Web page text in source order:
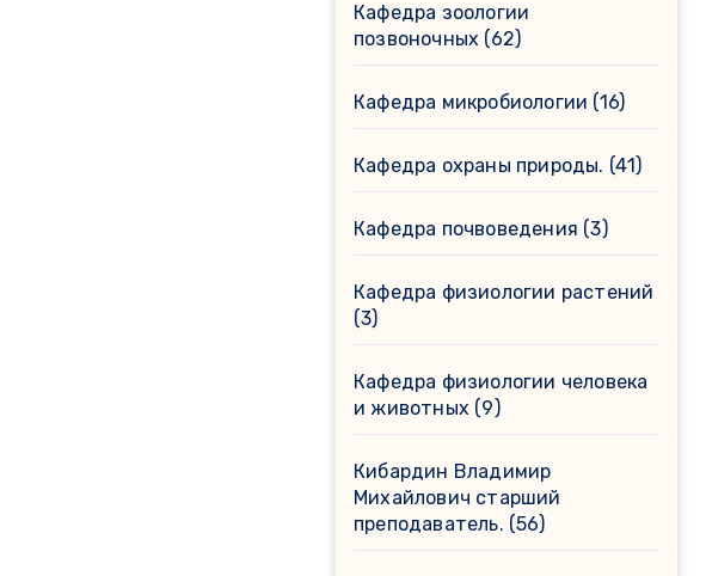
Кафедра зоологии
позвоночных (62)
Кафедра микробиологии (16)
Кафедра охраны природы. (41)
Кафедра почвоведения (3)
Кафедра физиологии растений
(3)
Кафедра физиологии человека
и животных (9)
Кибардин Владимир
Михайлович старший
преподаватель. (56)